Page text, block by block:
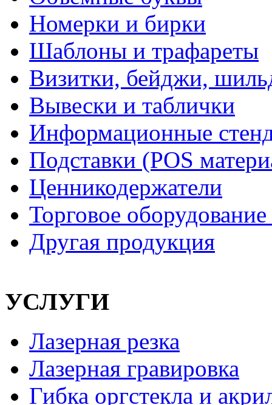
Номерки и бирки
Шаблоны и трафареты
Визитки, бейджи,
Вывески и таблички
Информационные
Подставки (POS
Ценникодержатели
Торговое
Другая продукция
УСЛУГИ
Лазерная резка
Лазерная гравировка
Гибка оргстекла и